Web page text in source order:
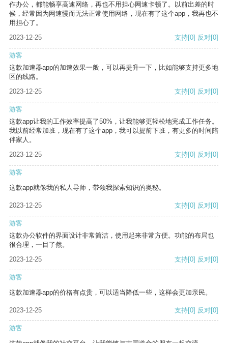
作办公，都能畅享高速网络，再也不用担心网速卡顿了。以前出差的时
候，经常因为网速慢而无法正常使用网络，现在有了这个app，我再也不
用担心了。
2023-12-25
支持[0] 反对[0]
游客
这款加速器app的加速效果一般，可以再提升一下，比如能够支持更多地
区的线路。
2023-12-25
支持[0] 反对[0]
游客
这款app让我的工作效率提高了50%，让我能够更轻松地完成工作任务。
我以前经常加班，现在有了这个app，我可以提前下班，有更多的时间陪
伴家人。
2023-12-25
支持[0] 反对[0]
游客
这款app就像我的私人导师，带领我探索知识的奥秘。
2023-12-25 支持[0] 反对[0]
游客
这款办公软件的界面设计非常简洁，使用起来非常方便。功能的布局也
很合理，一目了然。
2023-12-25
支持[0] 反对[0]
游客
这款加速器app的价格有点贵，可以适当降低一些，这样会更加亲民。
2023-12-25 支持[0] 反对[0]
游客